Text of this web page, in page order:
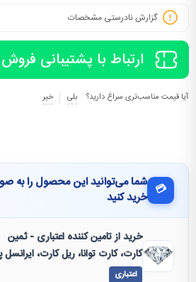
گزارش نادرستی مشخصات
ارتباط با پشتیبانی فروش
آیا قیمت مناسب‌تری سراغ دارید؟ بلی خیر
💳 شما می‌توانید این محصول را به
خرید کنید
خرید از تامین کننده اعتباری - ثمین
کارت، کارت توانا، ریل کارت،
اعتباری